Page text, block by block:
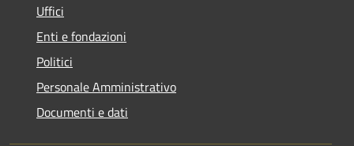
Uffici
Enti e fondazioni
Politici
Personale Amministrativo
Documenti e dati